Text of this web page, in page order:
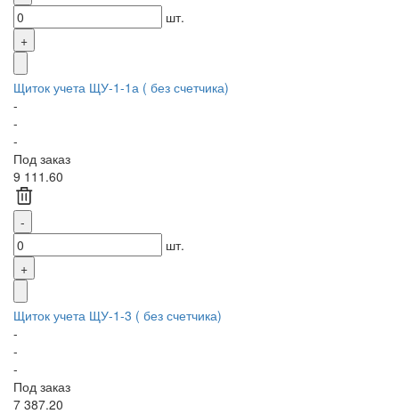
шт.
Щиток учета ЩУ-1-1а ( без счетчика)
-
-
-
Под заказ
9 111.60
шт.
Щиток учета ЩУ-1-3 ( без счетчика)
-
-
-
Под заказ
7 387.20